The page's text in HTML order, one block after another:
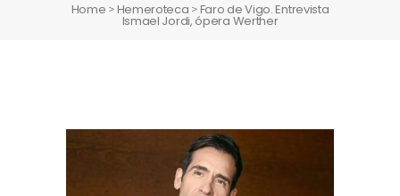
Home >Hemeroteca >Faro de Vigo. Entrevista
Ismael Jordi, ópera Werther